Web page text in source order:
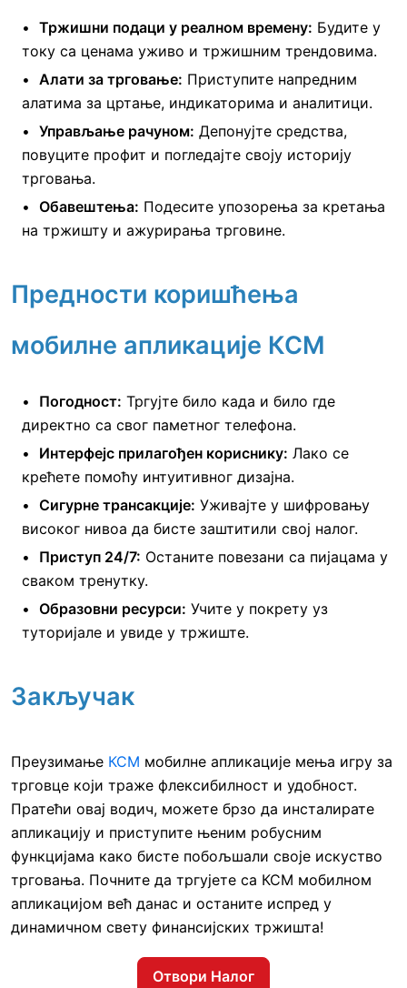
Тржишни подаци у реалном времену: Будите у
току са ценама уживо и тржишним трендовима.
Алати за трговање: Приступите напредним
алатима за цртање, индикаторима и аналитици.
Управљање рачуном: Депонујте средства,
повуците профит и погледајте своју историју
трговања.
Обавештења: Подесите упозорења за кретања
на тржишту и ажурирања трговине.
Предности коришћења
мобилне апликације КСМ
Погодност: Тргујте било када и било где
директно са свог паметног телефона.
Интерфејс прилагођен кориснику: Лако се
крећете помоћу интуитивног дизајна.
Сигурне трансакције: Уживајте у шифровању
високог нивоа да бисте заштитили свој налог.
Приступ 24/7: Останите повезани са пијацама у
сваком тренутку.
Образовни ресурси: Учите у покрету уз
туторијале и увиде у тржиште.
Закључак
Преузимање КСМ мобилне апликације мења игру за
трговце који траже флексибилност и удобност.
Пратећи овај водич, можете брзо да инсталирате
апликацију и приступите њеним робусним
функцијама како бисте побољшали своје искуство
трговања. Почните да тргујете са КСМ мобилном
апликацијом већ данас и останите испред у
динамичном свету финансијских тржишта!
Отвори Налог